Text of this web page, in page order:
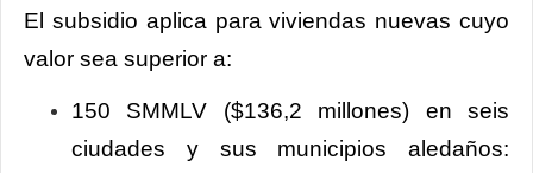
El subsidio aplica para viviendas nuevas cuyo
valor sea superior a:
150 SMMLV ($136,2 millones) en seis
ciudades y sus municipios aledaños: